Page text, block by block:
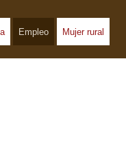
Empleo Mujer rural